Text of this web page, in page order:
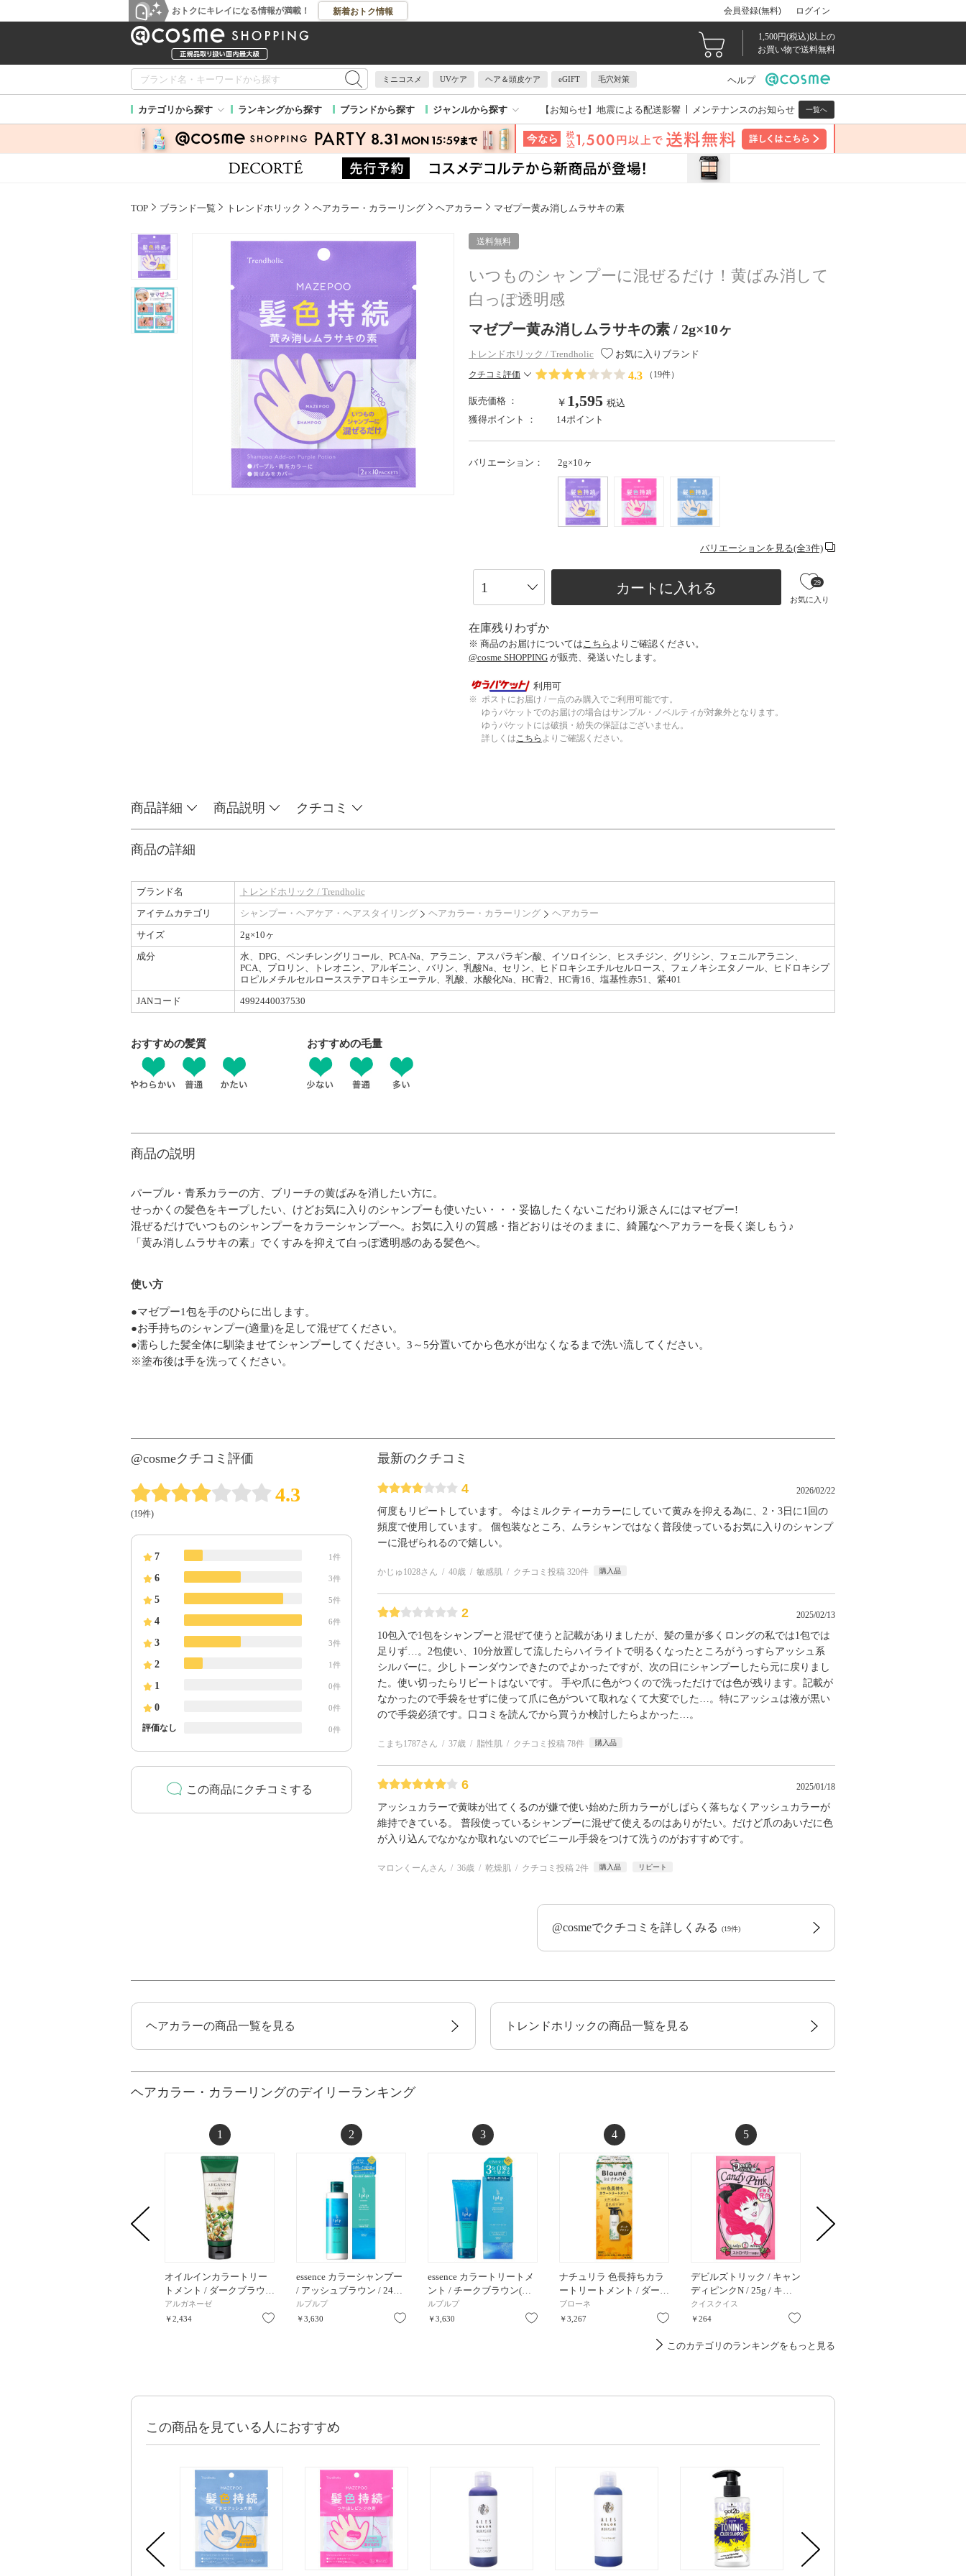
おトクにキレイになる情報が満載！ 新着おトク情報 会員登録(無料) ログイン
1,500円(税込)以上の
お買い物で送料無料
ミニコスメ UVケア ヘア＆頭皮ケア eGIFT 毛穴対策 ヘルプ
カテゴリから探す ランキングから探す ブランドから探す ジャンルから探す 【お知らせ】 地震による配送影響 メンテナンスのお知らせ 一覧へ
TOP ブランド一覧 トレンドホリック ヘアカラー・カラーリング ヘアカラー マゼプー黄み消しムラサキの素
送料無料
いつものシャンプーに混ぜるだけ！黄ばみ消して
白っぽ透明感
マゼプー黄み消しムラサキの素 / 2g×10ヶ
トレンドホリック / Trendholic お気に入りブランド
クチコミ評価 4.3 （ 19件）
販売価格 ： ￥ 1,595 税込
獲得ポイント ：
14ポイント
バリエーション： 2g×10ヶ
バリエーションを見る(全3件)
カートに入れる
お気に入り
29
在庫残りわずか
※ 商品のお届けについては こちら よりご確認ください。
@cosme SHOPPING が販売、発送いたします。
利用可
※ ポストにお届け / 一点のみ購入でご利用可能です。
ゆうパケットでのお届けの場合はサンプル・ノベルティが対象外となります。
ゆうパケットには破損・紛失の保証はございません。
詳しくはこちら よりご確認ください。
商品詳細 商品説明 クチコミ
商品の詳細
ブランド名
トレンドホリック / Trendholic
アイテムカテゴリ
シャンプー・ヘアケア・ヘアスタイリング ヘアカラー・カラーリング
ヘアカラー
サイズ
2g×10ヶ
成分
水、DPG、ペンチレングリコール、PCA-Na、アラニン、アスパラギン酸、イソロイシン、ヒスチジン、グリシン、フェニルアラニン、
PCA、プロリン、トレオニン、アルギニン、バリン、乳酸Na、セリン、ヒドロキシエチルセルロース、フェノキシエタノール、ヒドロキシプ
ロピルメチルセルロースステアロキシエーテル、乳酸、水酸化Na、HC青2、HC青16、塩基性赤51、紫401
JANコード
4992440037530
おすすめの髪質 おすすめの毛量
商品の説明
パープル・青系カラーの方、ブリーチの黄ばみを消したい方に。
せっかくの髪色をキープしたい、けどお気に入りのシャンプーも使いたい・・・妥協したくないこだわり派さんにはマゼプー!
混ぜるだけでいつものシャンプーをカラーシャンプーへ。お気に入りの質感・指どおりはそのままに、綺麗なヘアカラーを長く楽しもう♪
「黄み消しムラサキの素」でくすみを抑えて白っぽ透明感のある髪色へ。
使い方
●マゼプー1包を手のひらに出します。
●お手持ちのシャンプー(適量)を足して混ぜてください。
●濡らした髪全体に馴染ませてシャンプーしてください。3～5分置いてから色水が出なくなるまで洗い流してください。
※塗布後は手を洗ってください。
@cosmeクチコミ評価
4.3
(19件)
7 1件
6 3件
5 5件
4 6件
3 3件
2 1件
1 0件
0 0件
評価なし 0件
この商品にクチコミする
最新のクチコミ
4 2026/02/22
何度もリピートしています。 今はミルクティーカラーにしていて黄みを抑える為に、2・3日に1回の
頻度で使用しています。 個包装なところ、ムラシャンではなく普段使っているお気に入りのシャンプ
ーに混ぜられるので嬉しい。
かじゅ1028さん 40歳 敏感肌 クチコミ投稿 320件 購入品
2 2025/02/13
10包入で1包をシャンプーと混ぜて使うと記載がありましたが、髪の量が多くロングの私では1包では
足りず…。2包使い、10分放置して流したらハイライトで明るくなったところがうっすらアッシュ系
シルバーに。少しトーンダウンできたのでよかったですが、次の日にシャンプーしたら元に戻りまし
た。使い切ったらリピートはないです。 手や爪に色がつくので洗っただけでは色が残ります。記載が
なかったので手袋をせずに使って爪に色がついて取れなくて大変でした…。特にアッシュは液が黒い
ので手袋必須です。口コミを読んでから買うか検討したらよかった…。
こまち1787さん 37歳 脂性肌 クチコミ投稿 78件 購入品
6 2025/01/18
アッシュカラーで黄味が出てくるのが嫌で使い始めた所カラーがしばらく落ちなくアッシュカラーが
維持できている。 普段使っているシャンプーに混ぜて使えるのはありがたい。だけど爪のあいだに色
が入り込んでなかなか取れないのでビニール手袋をつけて洗うのがおすすめです。
マロンくーんさん 36歳 乾燥肌 クチコミ投稿 2件 購入品 リピート
@cosmeでクチコミを詳しくみる (19件)
ヘアカラーの商品一覧を見る トレンドホリックの商品一覧を見る
ヘアカラー・カラーリングのデイリーランキング
1
オイルインカラートリー
トメント / ダークブラウ…
アルガネーゼ
￥2,434
お気に入り
2
essence カラーシャンプー
/ アッシュブラウン / 24…
ルプルプ
￥3,630
お気に入り
3
essence カラートリートメ
ント / チークブラウン(…
ルプルプ
￥3,630
お気に入り
4
ナチュリラ 色長持ちカラ
ートリートメント / ダー…
ブローネ
￥3,267
お気に入り
5
デビルズトリック / キャン
ディピンクN / 25g / キ…
クイスクイス
￥264
このカテゴリのランキングをもっと見る
この商品を見ている人におすすめ